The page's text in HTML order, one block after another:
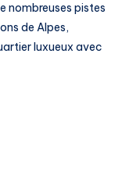
nombreuses pistes
de Alpes,
luxueux avec